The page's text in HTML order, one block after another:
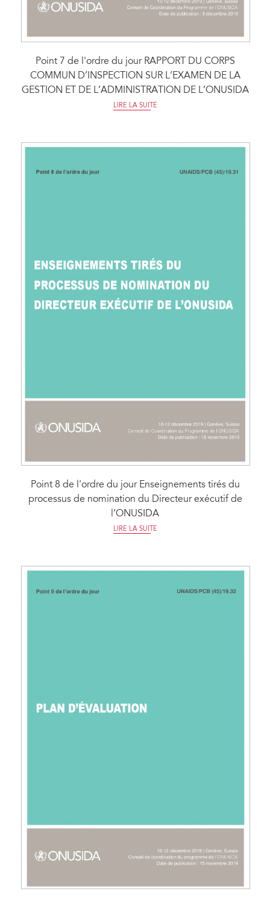
Point 7 de l'ordre du jour RAPPORT DU CORPS
COMMUN D’INSPECTION SUR L’EXAMEN DE LA
GESTION ET DE L’ADMINISTRATION DE L’ONUSIDA
LIRE LA SUITE
Point 8 de l'ordre du jour Enseignements tirés du
processus de nomination du Directeur exécutif de
l’ONUSIDA
LIRE LA SUITE